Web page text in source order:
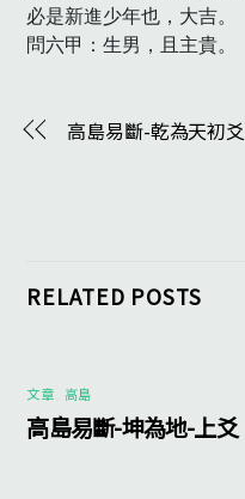
必是新進少年也，大吉。
問六甲：生男，且主貴。
高島易斷-乾為天初爻
RELATED POSTS
文章 高島
高島易斷-坤為地-上爻